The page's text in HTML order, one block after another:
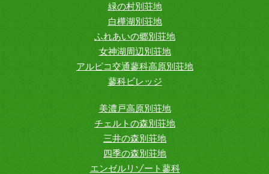
緑の村別荘地
白樺湖別荘地
ふれあいの郷別荘地
女神湖周辺別荘地
アルピコ交通蓼科高原別荘地
蓼科ビレッジ
美濃戸高原別荘地
チェルトの森別荘地
三井の森別荘地
四季の森別荘地
エンゼルリゾート蓼科